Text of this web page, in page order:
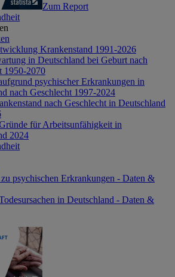
Zum Report
Krankenstand 1991-2026
in Deutschland bei Geburt nach
1950-2070
psychischer Erkrankungen in
nach Geschlecht 1997-2024
nach Geschlecht in Deutschland
für Arbeitsunfähigkeit in
2024
psychischen Erkrankungen - Daten &
in Deutschland - Daten &